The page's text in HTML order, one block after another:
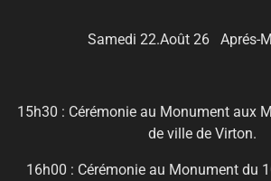
Samedi 22.Août 26 Aprés-
15h30 : Cérémonie au Monument aux
de ville de Virton.
16h00 : Cérémonie au Monument du